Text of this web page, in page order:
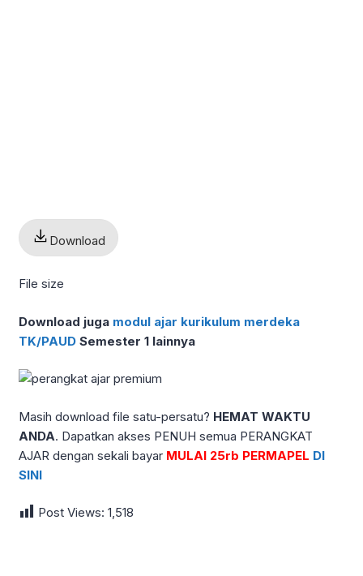
Download
File size
Download juga modul ajar kurikulum merdeka
TK/PAUD Semester 1 lainnya
Masih download file satu-persatu? HEMAT WAKTU
ANDA. Dapatkan akses PENUH semua PERANGKAT
AJAR dengan sekali bayar MULAI 25rb PERMAPEL DI
SINI
Post Views: 1,518